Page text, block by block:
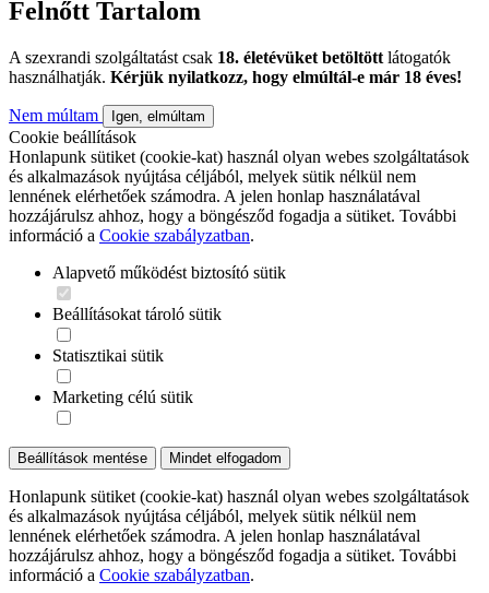
Felnőtt Tartalom
A szexrandi szolgáltatást csak 18. életévüket betöltött látogatók
használhatják. Kérjük nyilatkozz, hogy elmúltál-e már 18 éves!
Nem múltam Igen, elmúltam
Cookie beállítások
Honlapunk sütiket (cookie-kat) használ olyan webes szolgáltatások
és alkalmazások nyújtása céljából, melyek sütik nélkül nem
lennének elérhetőek számodra. A jelen honlap használatával
hozzájárulsz ahhoz, hogy a böngésződ fogadja a sütiket. További
információ a Cookie szabályzatban.
Alapvető működést biztosító sütik
Beállításokat tároló sütik
Statisztikai sütik
Marketing célú sütik
Beállítások mentése Mindet elfogadom
Honlapunk sütiket (cookie-kat) használ olyan webes szolgáltatások
és alkalmazások nyújtása céljából, melyek sütik nélkül nem
lennének elérhetőek számodra. A jelen honlap használatával
hozzájárulsz ahhoz, hogy a böngésződ fogadja a sütiket. További
információ a Cookie szabályzatban.